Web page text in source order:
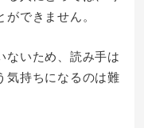
できません。
ないため、読み手は
気持ちになるのは難